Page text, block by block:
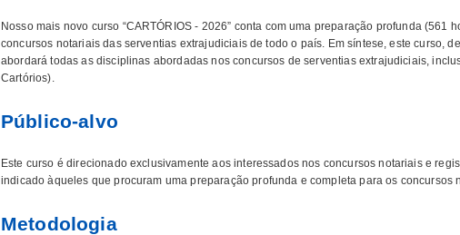
Nosso mais novo curso “CARTÓRIOS - 2026” conta com uma preparação profunda (561
concursos notariais das serventias extrajudiciais de todo o país. Em síntese, este curso,
abordará todas as disciplinas abordadas nos concursos de serventias extrajudiciais,
Cartórios).
Público-alvo
Este curso é direcionado exclusivamente aos interessados nos concursos notariais e
indicado àqueles que procuram uma preparação profunda e completa para os concursos
Metodologia